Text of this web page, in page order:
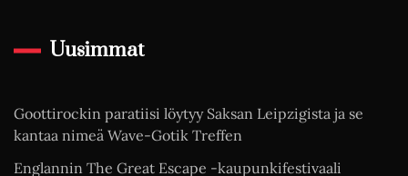
Uusimmat
Goottirockin paratiisi löytyy Saksan Leipzigista ja se
kantaa nimeä Wave-Gotik Treffen
Englannin The Great Escape -kaupunkifestivaali